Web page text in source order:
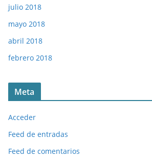
julio 2018
mayo 2018
abril 2018
febrero 2018
Meta
Acceder
Feed de entradas
Feed de comentarios